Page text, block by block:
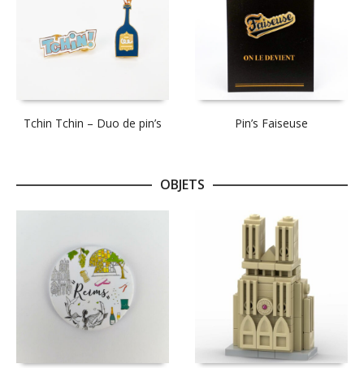
Tchin Tchin – Duo de pin’s Pin’s Faiseuse
OBJETS